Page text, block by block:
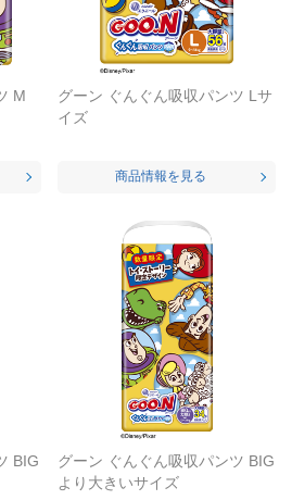
M
グーン ぐんぐん吸収パンツ Lサ
イズ
商品情報を見る
BIG
グーン ぐんぐん吸収パンツ BIG
より大きいサイズ